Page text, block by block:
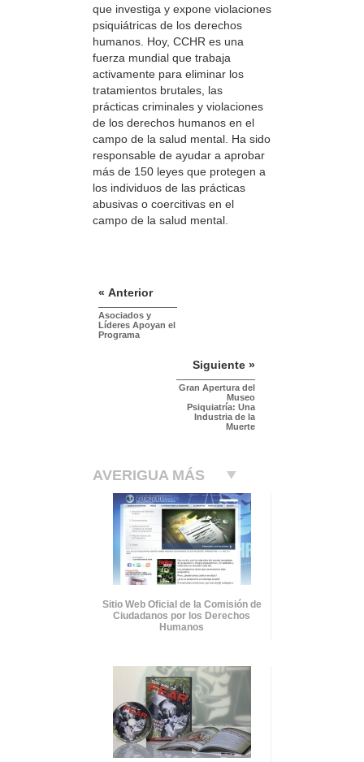
que investiga y expone violaciones
psiquiátricas de los derechos
humanos. Hoy, CCHR es una
fuerza mundial que trabaja
activamente para eliminar los
tratamientos brutales, las
prácticas criminales y violaciones
de los derechos humanos en el
campo de la salud mental. Ha sido
responsable de ayudar a aprobar
más de 150 leyes que protegen a
los individuos de las prácticas
abusivas o coercitivas en el
campo de la salud mental.
« Anterior
Asociados y
Líderes Apoyan el
Programa
Siguiente »
Gran Apertura del
Museo
Psiquiatría: Una
Industria de la
Muerte
AVERIGUA MÁS
Sitio Web Oficial de la Comisión de
Ciudadanos por los Derechos
Humanos